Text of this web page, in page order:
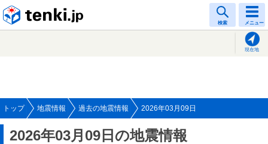
検索 メニュー
現在地
トップ 地震情報 過去の地震情報 2026年03月09日
2026年03月09日の地震情報